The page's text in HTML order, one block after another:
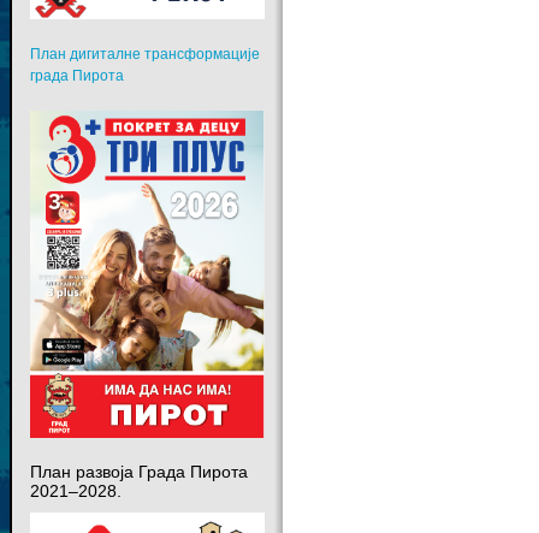
План дигиталне трансформације
града Пирота
План развоја Града Пирота
2021–2028.